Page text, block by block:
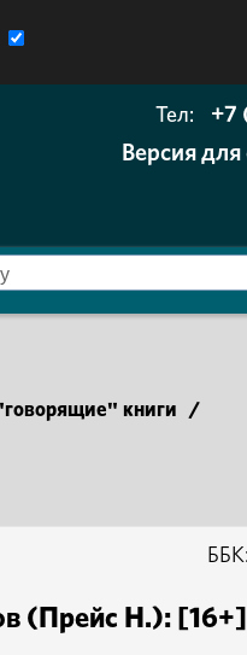
Тел:
+7
Версия
книги
/
(Прейс Н.): [16+]